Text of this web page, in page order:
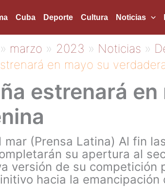
Cuba Deporte Cultura Noticias
marzo 2023 Noticias
en mayo su
estrenará
mar (Prensa Latina) Al fin
su apertura al
versión de su competición
hacia la